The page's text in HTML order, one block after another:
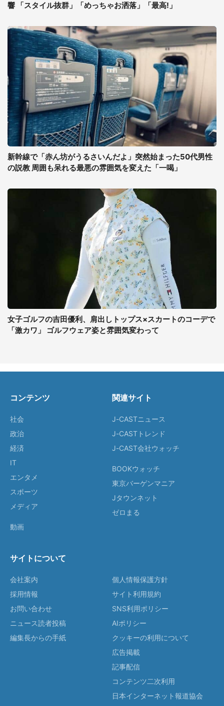
響 「スタイル抜群」「めっちゃお洒落」「最高!」
新幹線で「赤ん坊がうるさいんだよ」突然始まった50代男性
の説教 周囲も呆れる最悪の雰囲気を変えた「一喝」
女子ゴルフの吉田優利、肩出しトップス×スカートのコーデで
「激カワ」 ゴルフウェア姿と雰囲気変わって
コンテンツ
社会
政治
経済
IT
エンタメ
スポーツ
メディア
動画
関連サイト
J-CASTニュース
J-CASTトレンド
J-CAST会社ウォッチ
BOOKウォッチ
東京バーゲンマニア
Jタウンネット
ゼロまる
サイトについて
会社案内
採用情報
お問い合わせ
ニュース読者投稿
編集長からの手紙
個人情報保護方針
サイト利用規約
SNS利用ポリシー
AIポリシー
クッキーの利用について
広告掲載
記事配信
コンテンツ二次利用
日本インターネット報道協会